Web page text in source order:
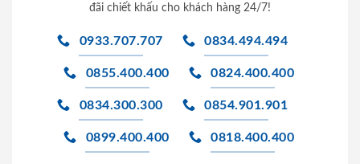
đãi chiết khấu cho khách hàng 24/7!
0933.707.707 0834.494.494
0855.400.400 0824.400.400
0834.300.300 0854.901.901
0899.400.400 0818.400.400